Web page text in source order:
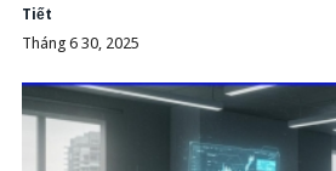
Tiết
Tháng 6 30, 2025